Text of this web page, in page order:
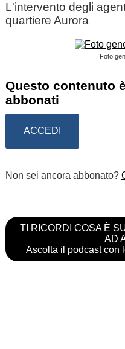
L'intervento degli
quartiere Aurora
Foto
Questo contenuto
abbonati
ACCEDI
Non sei ancora abbonato?
TI RICORDI COSA È
AD
Ascolta il podcast con